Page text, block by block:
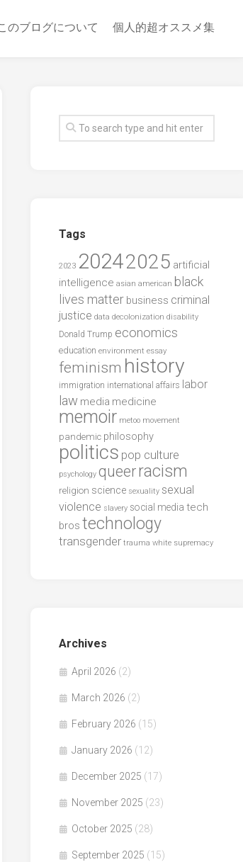
のブログについて 個人的超オススメ集
Tags
2023 20242025 artificial
intelligence asian american black
lives matter business criminal
justice data decolonization disability
Donald Trump economics
education environment essay
feminism history
immigration international affairs labor
law media medicine
memoir metoo movement
pandemic philosophy
politics pop culture
psychology queerracism
religion science sexuality sexual
violence slavery social media tech
bros technology
transgender trauma white supremacy
Archives
April 2026 (2)
March 2026 (2)
February 2026 (15)
January 2026 (12)
December 2025 (17)
November 2025 (23)
October 2025 (28)
September 2025 (15)